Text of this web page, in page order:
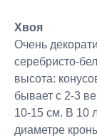
Хвоя
Очень
серебристо-
высота:
бывает с 2-3
10-15 см. В 10
диаметре